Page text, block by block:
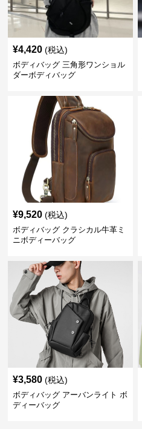
¥4,420 (税込)
ボディバッグ 三角形ワンショル
ダーボディバッグ
¥9,520 (税込)
ボディバッグ クラシカル牛革ミ
ニボディーバッグ
¥3,580 (税込)
ボディバッグ アーバンライト ボ
ディーバッグ